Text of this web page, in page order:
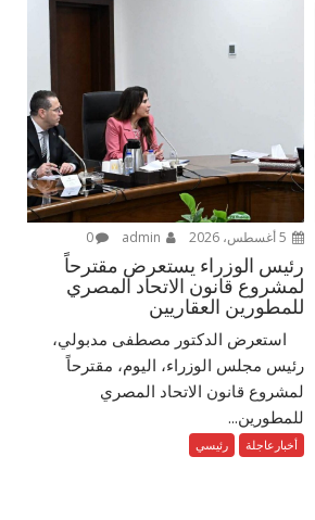
0
رئيس الوزراء يستعرض مقترحاً
لمشروع قانون الاتحاد المصري
للمطورين العقاريين
استعرض الدكتور مصطفى مدبولي،
رئيس مجلس الوزراء، اليوم، مقترحاً
لمشروع قانون الاتحاد المصري
للمطورين...
أخبارعاجلة رئيسي